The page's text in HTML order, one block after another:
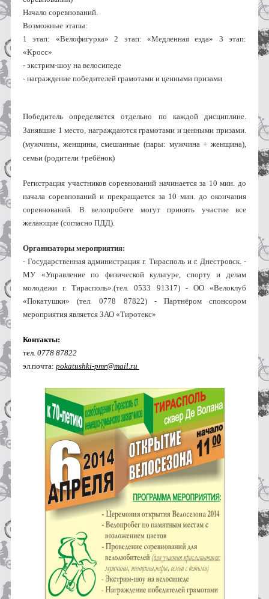
Начало соревнований.
Возможные этапы:
1 этап: «Велофигурка» 2 этап: «Медленная езда» 3 этап:
«Кросс»
- экстрим-шоу на велосипеде
- награждение победителей грамотами и ценными призами
Победитель определяется отдельно по каждой дисциплине.
Занявшие 1 место, награждаются грамотами и ценными призами.
(мужчины, женщины, смешанные (пары: мужчина + женщина),
семьи (родители +ребёнок)
Регистрация участников соревнований начинается за 10 мин. до
начала соревнований и прекращается за 10 мин. до окончания
соревнований. В велопробеге могут принять участие все
желающие (согласно ПДД).
Организаторы мероприятия:
- Государственная администрация г. Тирасполь и г. Днестровск. -
МУ «Управление по физической культуре, спорту и делам
молодежи г. Тирасполь».(тел. 0533 91317) - ОО «Велоклуб
«Покатушки» (тел. 0778 87822) - Партнёром спонсором
мероприятия является ЗАО «Тиротекс»
Контакты:
тел. 0778 87822
эл.почта: pokatushki-pmr@mail.ru